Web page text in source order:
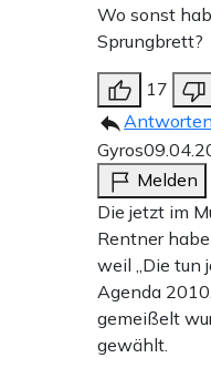
Wo sonst
Sprungbrett?
17
Antworten
Gyros
Melden
Die jetzt im
Rentner
weil „Die tun
Agenda
gemeißelt
gewählt.